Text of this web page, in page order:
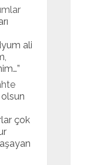
ali
”
çok